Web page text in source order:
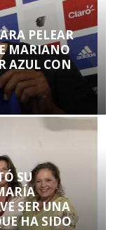
PELEAR
MARIANO
AZUL CON
SU
SER UNA
HA SIDO